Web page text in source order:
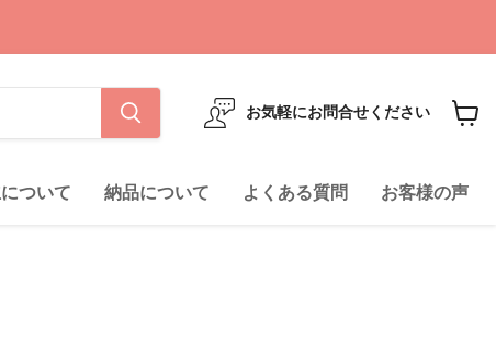
お気軽にお問合せください
を
ついて 納品について よくある質問 お客様の声